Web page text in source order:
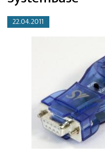
22.04.2011